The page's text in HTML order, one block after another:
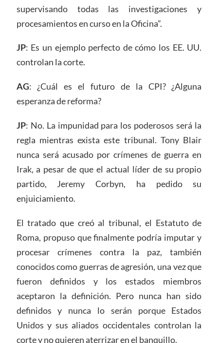
supervisando todas las investigaciones y
procesamientos en curso en la Oficina”.
JP: Es un ejemplo perfecto de cómo los EE. UU.
controlan la corte.
AG: ¿Cuál es el futuro de la CPI? ¿Alguna
esperanza de reforma?
JP: No. La impunidad para los poderosos será la
regla mientras exista este tribunal. Tony Blair
nunca será acusado por crímenes de guerra en
Irak, a pesar de que el actual líder de su propio
partido, Jeremy Corbyn, ha pedido su
enjuiciamiento.
El tratado que creó al tribunal, el Estatuto de
Roma, propuso que finalmente podría imputar y
procesar crímenes contra la paz, también
conocidos como guerras de agresión, una vez que
fueron definidos y los estados miembros
aceptaron la definición. Pero nunca han sido
definidos y nunca lo serán porque Estados
Unidos y sus aliados occidentales controlan la
corte y no quieren aterrizar en el banquillo.